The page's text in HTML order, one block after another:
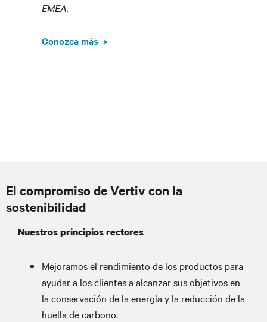
EMEA.
Conozca más
El compromiso de Vertiv con la
sostenibilidad
Nuestros principios rectores
Mejoramos el rendimiento de los productos para
ayudar a los clientes a alcanzar sus objetivos en
la conservación de la energía y la reducción de la
huella de carbono.